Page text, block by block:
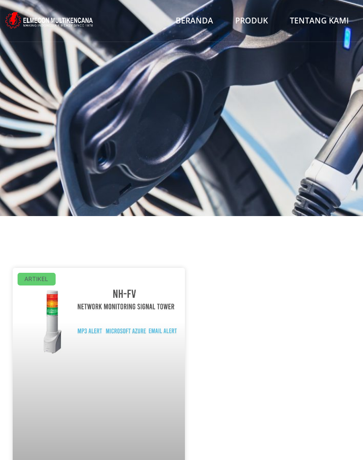
BERANDA PRODUK TENTANG KAMI
ARTIKEL